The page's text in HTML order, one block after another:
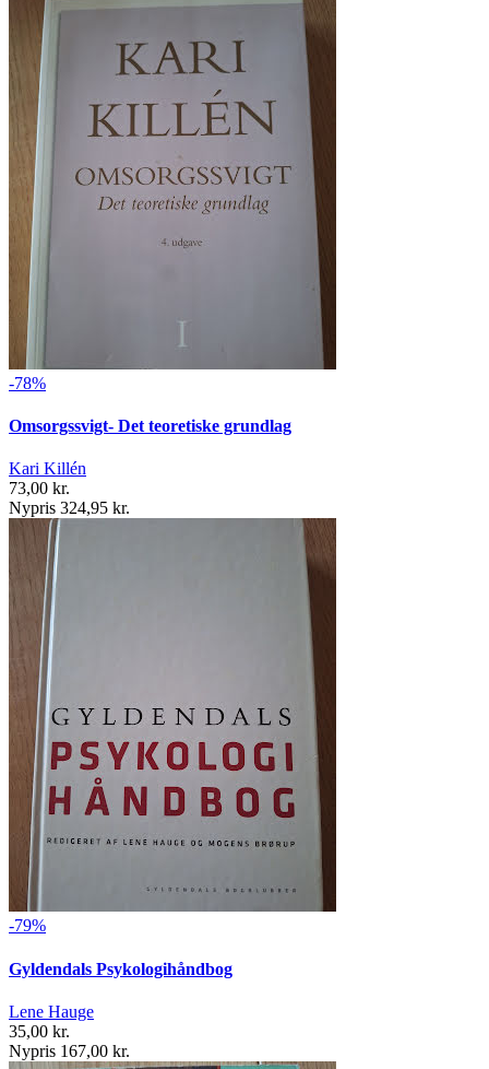
-78%
Omsorgssvigt- Det teoretiske grundlag
Kari Killén
73,00 kr.
Nypris 324,95 kr.
-79%
Gyldendals Psykologihåndbog
Lene Hauge
35,00 kr.
Nypris 167,00 kr.